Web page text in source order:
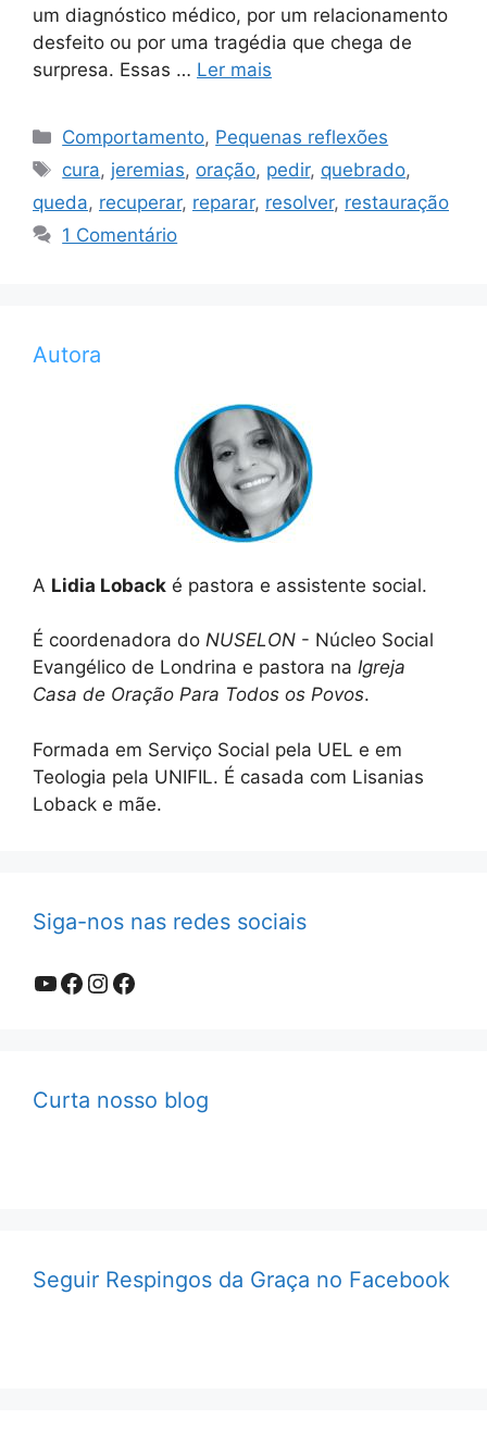
um diagnóstico médico, por um relacionamento
desfeito ou por uma tragédia que chega de
surpresa. Essas … Ler mais
Categorias
Comportamento, Pequenas reflexões
Tags
cura, jeremias, oração, pedir, quebrado,
queda, recuperar, reparar, resolver, restauração
1 Comentário
Autora
A Lidia Loback é pastora e assistente social.
É coordenadora do NUSELON - Núcleo Social
Evangélico de Londrina e pastora na Igreja
Casa de Oração Para Todos os Povos.
Formada em Serviço Social pela UEL e em
Teologia pela UNIFIL. É casada com Lisanias
Loback e mãe.
Siga-nos nas redes sociais
Youtube
Facebook
Instagram
Facebook
Curta nosso blog
Seguir Respingos da Graça no Facebook